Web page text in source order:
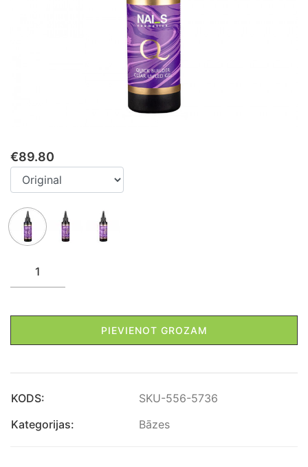
€89.80
PIEVIENOT GROZAM
KODS:
SKU-556-5736
Kategorijas:
Bāzes